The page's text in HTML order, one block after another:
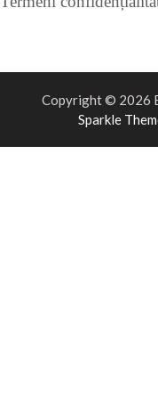
Copyright © 2026
Sparkle